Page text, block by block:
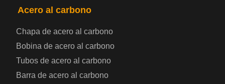
PRODUCTOS NAV
Bobina de chapa de acero
Chapa de acero para automoción
Acero al carbono
Chapa de acero al carbono
Bobina de acero al carbono
Tubos de acero al carbono
Barra de acero al carbono